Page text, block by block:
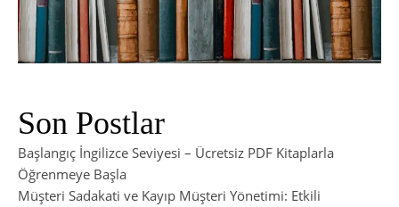
Son Postlar
Başlangıç İngilizce Seviyesi – Ücretsiz PDF Kitaplarla
Öğrenmeye Başla
Müşteri Sadakati ve Kayıp Müşteri Yönetimi: Etkili